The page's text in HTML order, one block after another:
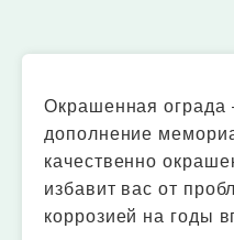
Окрашенная ограда
дополнение
качественно
избавит вас от
коррозией на годы